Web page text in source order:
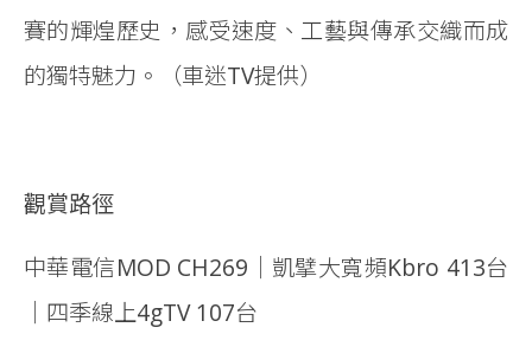
賽的輝煌歷史，感受速度、工藝與傳承交織而成
的獨特魅力。
（車迷TV提供）
觀賞路徑
中華電信MOD CH269｜凱擘大寬頻Kbro 413台
｜四季線上4gTV 107台